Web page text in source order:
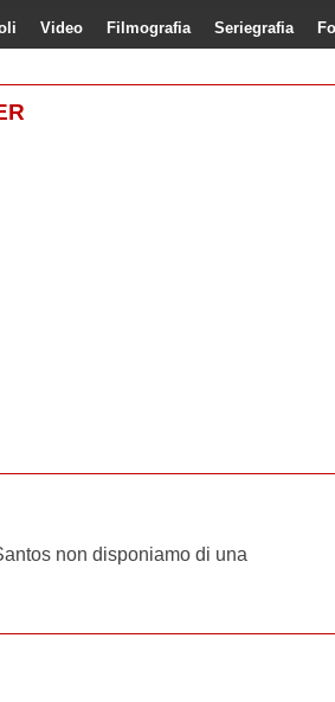
Video Filmografia Seriegrafia
non disponiamo di una